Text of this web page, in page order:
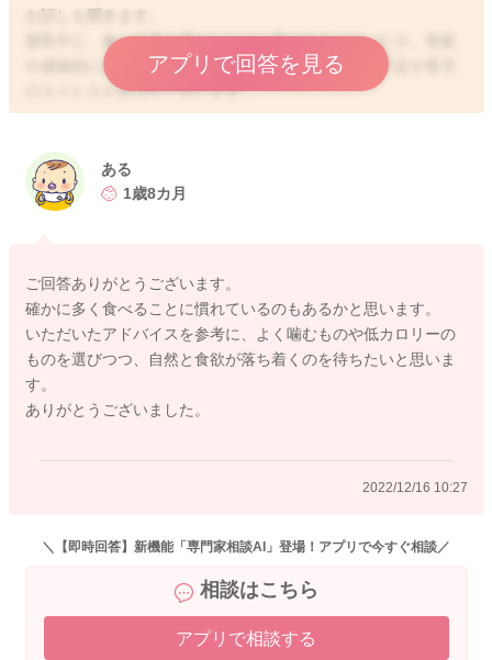
お話しも聞きます。
授乳中に、食べる量が増えたために胃が大きくなったり、視覚
や感覚的に多く食べることに慣れてきている、睡眠不足や育児
のストレスもあるかと思います。
今までされていることは継続しつつ、満腹を感じやすくするた
にしましょう。また、空腹になりすぎないように少量のカロリ
ーの低いものを間食としてとるようにしましょう。
アプリで回答を見る
2022/12/15 9:12
ある
1歳8カ月
ご回答ありがとうございます。
確かに多く食べることに慣れているのもあるかと思います。
いただいたアドバイスを参考に、よく噛むものや低カロリーの
ものを選びつつ、自然と食欲が落ち着くのを待ちたいと思いま
す。
ありがとうございました。
2022/12/16 10:27
＼【即時回答】新機能「専門家相談AI」登場！アプリで今すぐ相談／
相談はこちら
アプリで相談する